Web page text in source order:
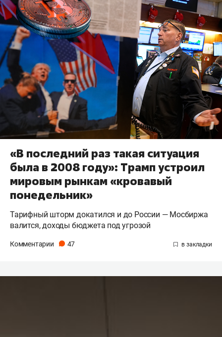
«В последний раз такая ситуация
была в 2008 году»: Трамп устроил
мировым рынкам «кровавый
понедельник»
Тарифный шторм докатился и до России — Мосбиржа
валится, доходы бюджета под угрозой
Комментарии 47